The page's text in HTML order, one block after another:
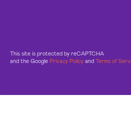
This site is protected by reCAPTCHA
and the Google Privacy Policy and Terms of